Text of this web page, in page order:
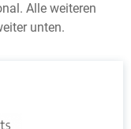
Alle weiteren
unten.